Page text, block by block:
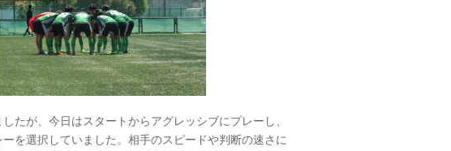
たが、今日はスタートからアグレッシブにプレーし、
を選択していました。相手のスピードや判断の速さに